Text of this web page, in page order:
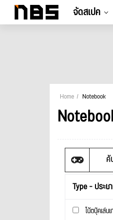
จัดสเปค
Home Notebook
Type - ประเ
โน้ตบุ๊คเล่น